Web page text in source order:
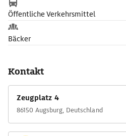
Öffentliche Verkehrsmittel
Bäcker
Kontakt
Zeugplatz 4
86150 Augsburg, Deutschland